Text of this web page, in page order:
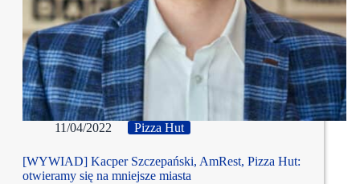
11/04/2022 Pizza Hut
[WYWIAD] Kacper Szczepański, AmRest, Pizza Hut:
otwieramy się na mniejsze miasta